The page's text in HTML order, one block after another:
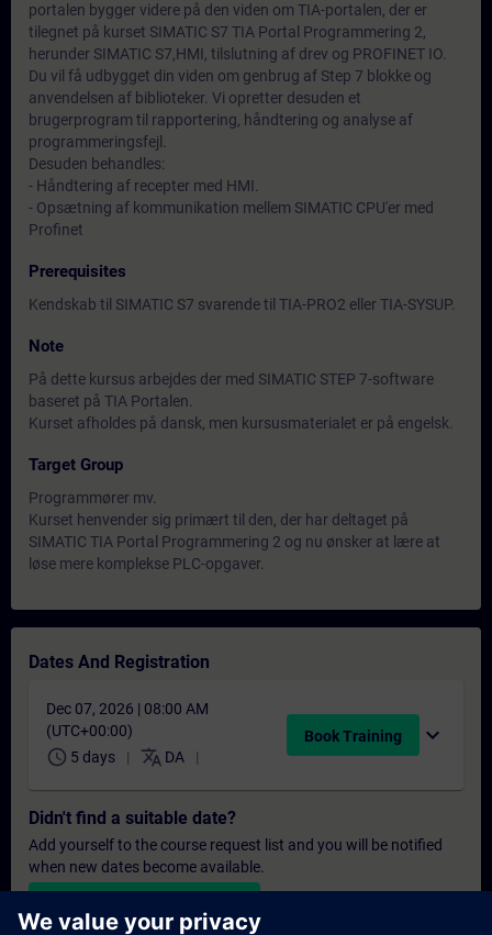
portalen bygger videre på den viden om TIA-portalen, der er
tilegnet på kurset SIMATIC S7 TIA Portal Programmering 2,
herunder SIMATIC S7,HMI, tilslutning af drev og PROFINET IO.
Du vil få udbygget din viden om genbrug af Step 7 blokke og
anvendelsen af biblioteker. Vi opretter desuden et
brugerprogram til rapportering, håndtering og analyse af
programmeringsfejl.
Desuden behandles:
- Håndtering af recepter med HMI.
- Opsætning af kommunikation mellem SIMATIC CPU'er med
Profinet
Prerequisites
Kendskab til SIMATIC S7 svarende til TIA-PRO2 eller TIA-SYSUP.
Note
På dette kursus arbejdes der med SIMATIC STEP 7-software
baseret på TIA Portalen.
Kurset afholdes på dansk, men kursusmaterialet er på engelsk.
Target Group
Programmører mv.
Kurset henvender sig primært til den, der har deltaget på
SIMATIC TIA Portal Programmering 2 og nu ønsker at lære at
løse mere komplekse PLC-opgaver.
Dates And Registration
Dec 07, 2026 | 08:00 AM
(UTC+00:00)
schedule 5 days translate DA
Book Training expand_more
Didn't find a suitable date?
Add yourself to the course request list and you will be notified
when new dates become available.